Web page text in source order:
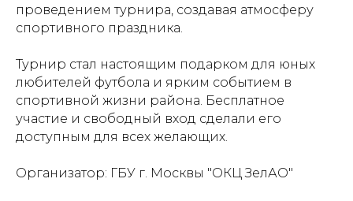
проведением турнира, создавая атмосферу
спортивного праздника.
Турнир стал настоящим подарком для юных
любителей футбола и ярким событием в
спортивной жизни района. Бесплатное
участие и свободный вход сделали его
доступным для всех желающих.
Организатор: ГБУ г. Москвы "ОКЦ ЗелАО"